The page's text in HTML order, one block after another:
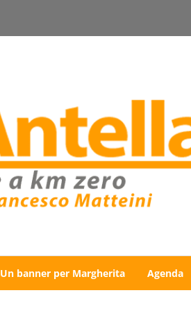
Un banner per Margherita Agenda